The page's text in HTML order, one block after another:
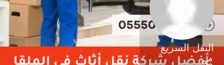
النقل السريع